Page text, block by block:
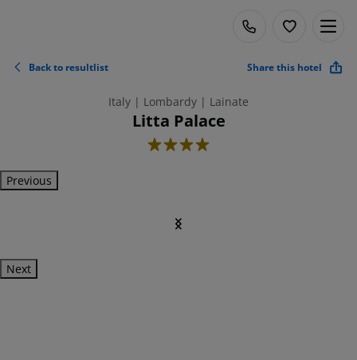
Back to resultlist Share this hotel
Italy | Lombardy | Lainate
Litta Palace
4
Previous
Next